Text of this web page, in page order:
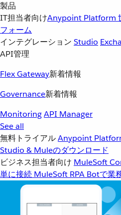
製品
IT担当者向けAnypoint Platform
フォーム
インテグレーション Studio
API管理
Flex Gateway新着情報
Governance新着情報
MonitoringAPI Manager
See all
無料トライアルAnypoint
Studio & Muleのダウンロード
ビジネス担当者向け MuleSoft
単に接続 MuleSoft RPA Botで業